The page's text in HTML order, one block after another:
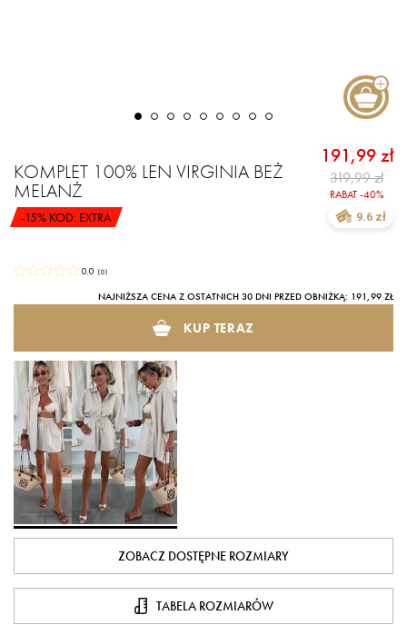
KOMPLET 100% LEN VIRGINIA BEŻ
MELANŻ
-15% KOD: EXTRA
191,99 zł
RABAT -40%
319,99 zł
9.6 zł
0.0 (0)
NAJNIŻSZA CENA Z OSTATNICH 30 DNI PRZED OBNIŻKĄ: 191,99 ZŁ
KUP TERAZ
ZOBACZ DOSTĘPNE ROZMIARY
TABELA ROZMIARÓW